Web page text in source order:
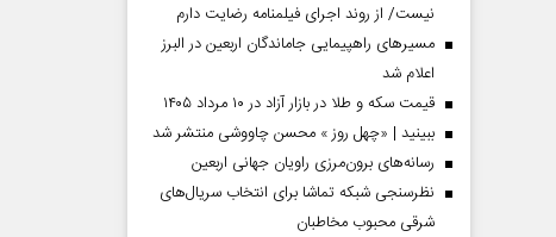
نیست/ از روند اجرای فیلمنامه رضایت دارم
مسیر‌های راهپیمایی جاماندگان اربعین در البرز
اعلام شد
قیمت سکه و طلا در بازار آزاد در ۱۰ مرداد ۱۴۰۵
ببینید | «چهل روز » محسن چاووشی منتشر شد
رسانه‌های برون‌مرزی راویان جهانی اربعین
نظرسنجی شبکه تماشا برای انتخاب سریال‌های
شرقی محبوب مخاطبان